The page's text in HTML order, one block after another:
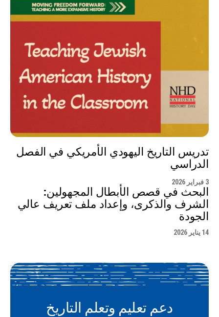
تدريس التاريخ اليهودي الأمريكي في الفصل
الدراسي
3 فبراير 2026
البحث في قصص الأبطال المجهولين:
الشرف والذكرى، وإعداد ملف تعريف عالي
الجودة
14 يناير 2026
دعم تعليم وتعلم التاريخ